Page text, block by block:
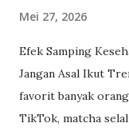
Mei 27, 2026
Efek Samping
Jangan Asal Ikut
favorit banyak
TikTok, matcha